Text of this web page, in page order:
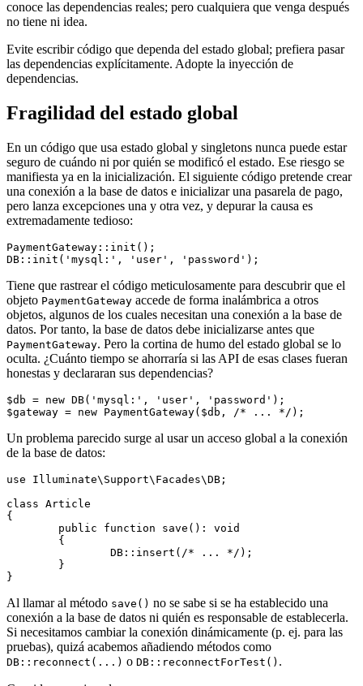
conoce las dependencias reales; pero cualquiera que venga después
no tiene ni idea.
Evite escribir código que dependa del estado global; prefiera pasar
las dependencias explícitamente. Adopte la inyección de
dependencias.
Fragilidad del estado global
En un código que usa estado global y singletons nunca puede estar
seguro de cuándo ni por quién se modificó el estado. Ese riesgo se
manifiesta ya en la inicialización. El siguiente código pretende crear
una conexión a la base de datos e inicializar una pasarela de pago,
pero lanza excepciones una y otra vez, y depurar la causa es
extremadamente tedioso:
PaymentGateway::init();
Tiene que rastrear el código meticulosamente para descubrir que el
objeto PaymentGateway accede de forma inalámbrica a otros
objetos, algunos de los cuales necesitan una conexión a la base de
datos. Por tanto, la base de datos debe inicializarse antes que
PaymentGateway. Pero la cortina de humo del estado global se lo
oculta. ¿Cuánto tiempo se ahorraría si las API de esas clases fueran
honestas y declararan sus dependencias?
$db = new DB('mysql:', 'user', 'password');
Un problema parecido surge al usar un acceso global a la conexión
de la base de datos:
use Illuminate\Support\Facades\DB;
class Article
{
Al llamar al método save() no se sabe si se ha establecido una
conexión a la base de datos ni quién es responsable de establecerla.
Si necesitamos cambiar la conexión dinámicamente (p. ej. para las
pruebas), quizá acabemos añadiendo métodos como
DB::reconnect(...) o DB::reconnectForTest() .